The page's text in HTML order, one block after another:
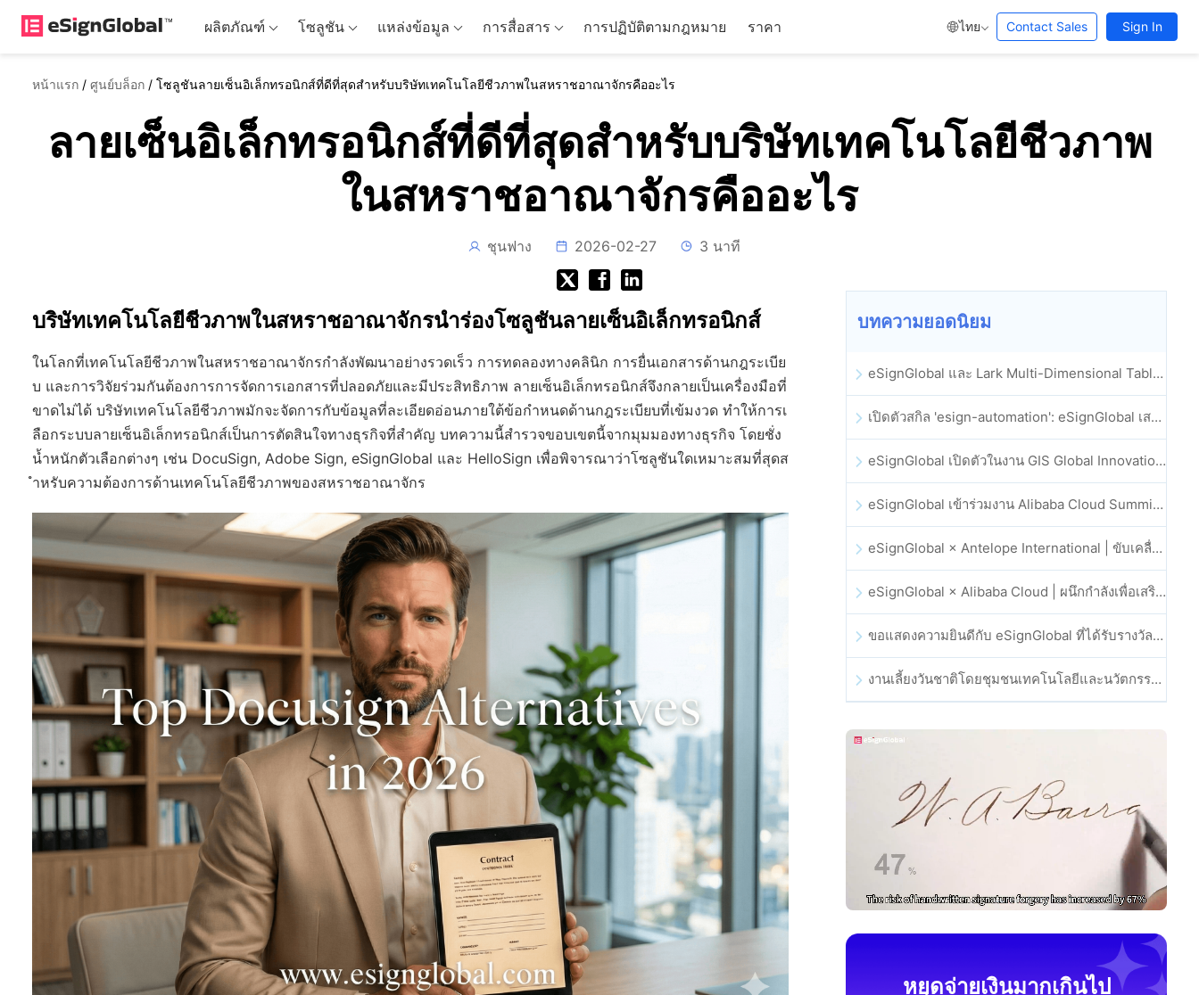
ผลิตภัณฑ์ โซลูชัน แหล่งข้อมูล การสื่อสาร การปฏิบัติตามกฎหมาย ราคา ไทย Contact Sales Sign In
หน้าแรก / ศูนย์บล็อก / โซลูชันลายเซ็นอิเล็กทรอนิกส์ที่ดีที่สุดสำหรับบริษัทเทคโนโลยีชีวภาพในสหราชอาณาจักรคืออะไร
ลายเซ็นอิเล็กทรอนิกส์ที่ดีที่สุดสำหรับบริษัทเทคโนโลยีชีวภาพ
ในสหราชอาณาจักรคืออะไร
ชุนฟาง 2026-02-27 3 นาที
บริษัทเทคโนโลยีชีวภาพในสหราชอาณาจักรนำร่องโซลูชันลายเซ็นอิเล็กทรอนิกส์
ในโลกที่เทคโนโลยีชีวภาพในสหราชอาณาจักรกำลังพัฒนาอย่างรวดเร็ว การทดลองทางคลินิก การยื่นเอกสารด้านกฎระเบีย
บ และการวิจัยร่วมกันต้องการการจัดการเอกสารที่ปลอดภัยและมีประสิทธิภาพ ลายเซ็นอิเล็กทรอนิกส์จึงกลายเป็นเครื่องมือที่
ขาดไม่ได้ บริษัทเทคโนโลยีชีวภาพมักจะจัดการกับข้อมูลที่ละเอียดอ่อนภายใต้ข้อกำหนดด้านกฎระเบียบที่เข้มงวด ทำให้การเ
ลือกระบบลายเซ็นอิเล็กทรอนิกส์เป็นการตัดสินใจทางธุรกิจที่สำคัญ บทความนี้สำรวจขอบเขตนี้จากมุมมองทางธุรกิจ โดยชั่ง
น้ำหนักตัวเลือกต่างๆ เช่น DocuSign, Adobe Sign, eSignGlobal และ HelloSign เพื่อพิจารณาว่าโซลูชันใดเหมาะสมที่สุดส
ำหรับความต้องการด้านเทคโนโลยีชีวภาพของสหราชอาณาจักร
บทความยอดนิยม
eSignGlobal และ Lark Multi-Dimensional Table ผสานรวมกันอย่างเป็นทางการ: การลงนามและการเก็บถาวรสัญญาอิเล็กทรอนิกส์แบบอัตโนมัติเต็มรูปแบบ
เปิดตัวสกิล 'esign-automation': eSignGlobal เสริมศักยภาพให้ OpenClaw ด้วยลายเซ็นอิเล็กทรอนิกส์อัตโนมัติ
eSignGlobal เปิดตัวในงาน GIS Global Innovation Exhibition 2025
eSignGlobal เข้าร่วมงาน Alibaba Cloud Summit 2025 ที่ฮ่องกง เพื่อขับเคลื่อนนวัตกรรมคลาวด์ที่ขับเคลื่อนด้วย AI และความเชื่อมั่นทางดิจิทัล
eSignGlobal × Antelope International | ขับเคลื่อนเวิร์กโฟลดิจิทัลที่ปลอดภัยและขับเคลื่อนด้วย AI
eSignGlobal × Alibaba Cloud | ผนึกกำลังเพื่อเสริมสร้างความเชื่อมั่นดิจิทัลระดับโลกสำหรับฟินเทค
ขอแสดงความยินดีกับ eSignGlobal ที่ได้รับรางวัล CAHK STAR Award 2025
งานเลี้ยงวันชาติโดยชุมชนเทคโนโลยีและนวัตกรรมฮ่องกง
หยุดจ่ายเงินมากเกินไป